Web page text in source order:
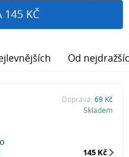
145 KČ
Od
Doprava: 69 Kč
Skladem
145 Kč